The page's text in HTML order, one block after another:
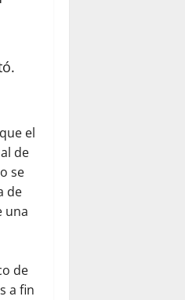
el
de
se
de
una
de
a fin